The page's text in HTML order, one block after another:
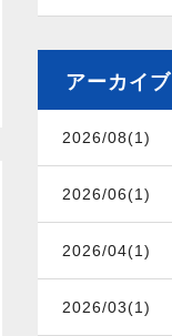
アーカイブ
2026/08(1)
2026/06(1)
2026/04(1)
2026/03(1)